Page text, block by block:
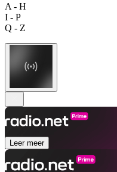
A - H
I - P
Q - Z
Leer meer